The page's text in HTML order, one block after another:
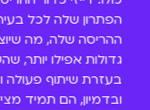
הפתרון שלה לכל
ההריסה שלה, מה
גדולות אפילו יותר,
בעזרת שיתוף פעולה
ובדמיון, הם תמיד